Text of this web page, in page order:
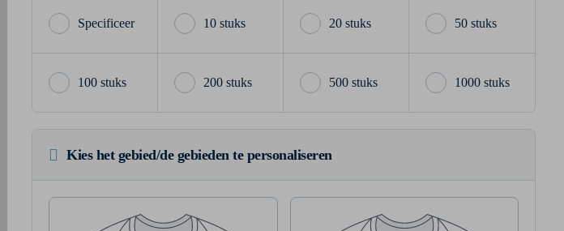
10 stuks 20 stuks 50 stuks
100 stuks 200 stuks 500 stuks 1000 stuks
Kies het gebied/de gebieden te personaliseren